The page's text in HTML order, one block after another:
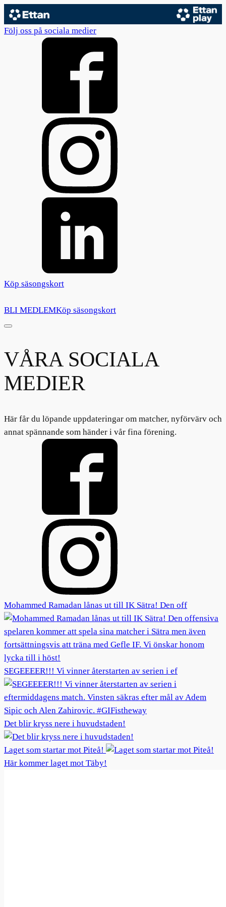
Följ oss på sociala medier
Köp säsongskort
BLI MEDLEMKöp säsongskort
VÅRA SOCIALA
MEDIER
Här får du löpande uppdateringar om matcher, nyförvärv och
annat spännande som händer i vår fina förening.
Mohammed Ramadan lånas ut till IK Sätra! Den off
SEGEEEER!!! Vi vinner återstarten av serien i ef
Det blir kryss nere i huvudstaden!
Laget som startar mot Piteå!
Här kommer laget mot Täby!